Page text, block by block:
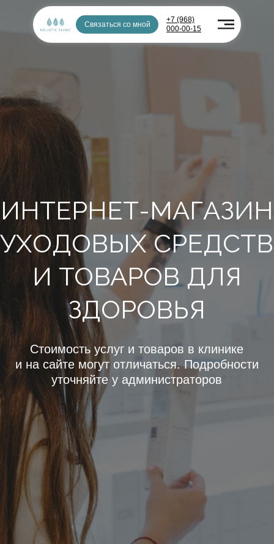
Связаться со мной
+7 (968)
000-00-15
ИНТЕРНЕТ-МАГАЗИН
УХОДОВЫХ СРЕДСТВ
И ТОВАРОВ ДЛЯ
ЗДОРОВЬЯ
Стоимость услуг и товаров в клинике
и на сайте могут отличаться. Подробности
уточняйте у администраторов